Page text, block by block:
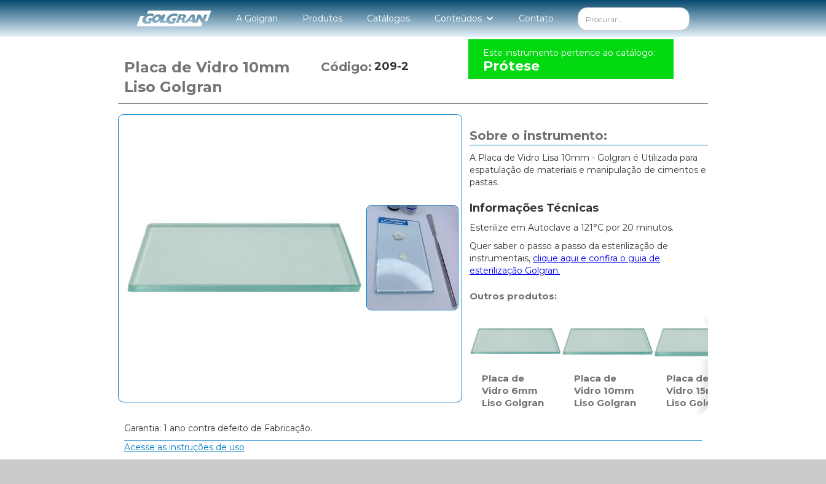
A Golgran Produtos Catálogos Conteúdos Contato
Placa de Vidro 10mm
Liso Golgran
Código: 209-2
Este instrumento pertence ao catálogo:
Prótese
Sobre o instrumento:
A Placa de Vidro Lisa 10mm - Golgran é Utilizada para
espatulação de materiais e manipulação de cimentos e
pastas.
Informações Técnicas
Esterilize em Autoclave a 121°C por 20 minutos.
Quer saber o passo a passo da esterilização de
instrumentais, clique aqui e confira o guia de
esterilização Golgran.
Outros produtos:
Placa de
Vidro 6mm
Liso Golgran
Placa de
Vidro 10mm
Liso Golgran
Placa de
Vidro 15mm
Liso Golgran
Garantia: 1 ano contra defeito de Fabricação.
Acesse as instruções de uso